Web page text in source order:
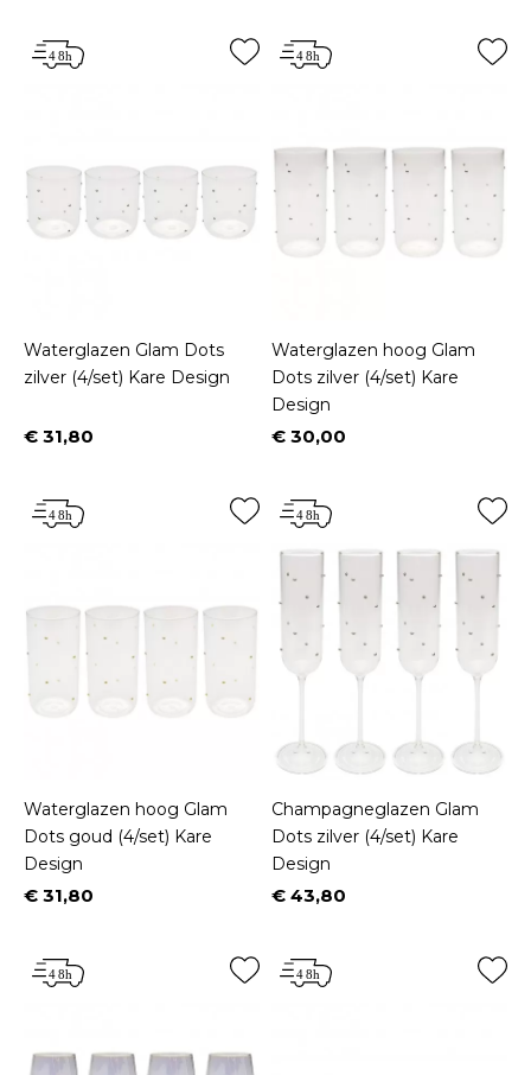
Waterglazen Glam Dots
zilver (4/set) Kare Design
Prijs
€ 31,80
Waterglazen hoog Glam
Dots zilver (4/set) Kare
Design
Prijs
€ 30,00
Waterglazen hoog Glam
Dots goud (4/set) Kare
Design
Prijs
€ 31,80
Champagneglazen Glam
Dots zilver (4/set) Kare
Design
Prijs
€ 43,80